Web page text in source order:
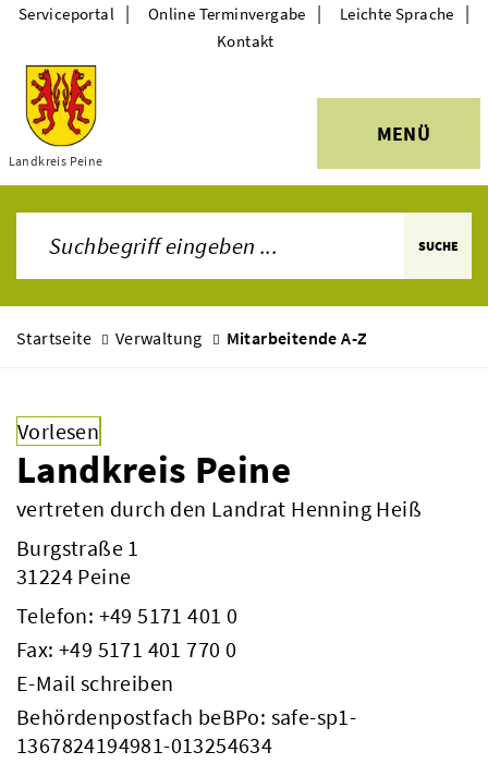
Themen
Landkreis Peine
MENÜ
Serviceportal | Online Terminvergabe | Leichte Sprache |
Kontakt
SUCHE
Startseite Verwaltung Mitarbeitende A-Z
Vorlesen
Landkreis Peine
vertreten durch den Landrat Henning Heiß
Burgstraße 1
31224 Peine
Telefon: +49 5171 401 0
Fax: +49 5171 401 770 0
E-Mail schreiben
Behördenpostfach beBPo: safe-sp1-
1367824194981-013254634